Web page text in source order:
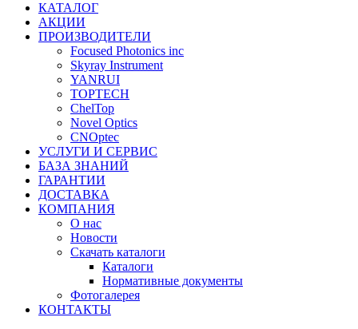
КАТАЛОГ
АКЦИИ
ПРОИЗВОДИТЕЛИ
Focused Photonics inc
Skyray Instrument
YANRUI
TOPTECH
ChelTop
Novel Optics
CNOptec
УСЛУГИ И СЕРВИС
БАЗА ЗНАНИЙ
ГАРАНТИИ
ДОСТАВКА
КОМПАНИЯ
О нас
Новости
Скачать каталоги
Каталоги
Нормативные документы
Фотогалерея
КОНТАКТЫ